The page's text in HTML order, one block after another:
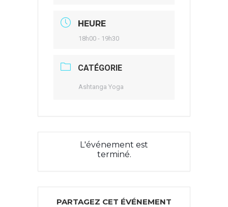
HEURE
18h00 - 19h30
CATÉGORIE
Ashtanga Yoga
L'événement est
terminé.
PARTAGEZ CET ÉVÉNEMENT